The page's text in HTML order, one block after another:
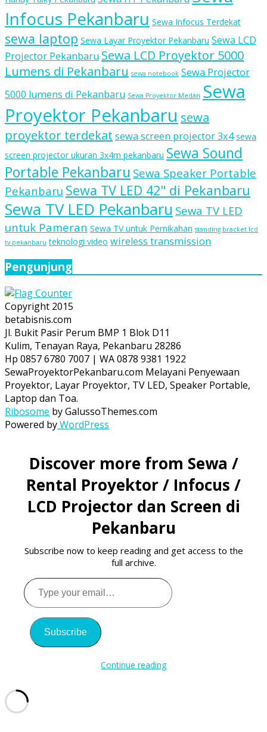
Infocus Pekanbaru Sewa Infocus Terdekat
sewa laptop Sewa Layar Proyektor Pekanbaru Sewa LCD
Projector Pekanbaru Sewa LCD Proyektor 5000
Lumens di Pekanbaru sewa notebook Sewa Projector
5000 lumens di Pekanbaru Sewa Proyektor Medan Sewa
Proyektor Pekanbaru sewa
proyektor terdekat sewa screen projector 3x4 sewa
screen projector ukuran 3x4m pekanbaru Sewa Sound
Portable Pekanbaru Sewa Speaker Portable
Pekanbaru Sewa TV LED 42" di Pekanbaru
Sewa TV LED Pekanbaru Sewa TV LED
untuk Pameran Sewa TV untuk Pernikahan standing bracket lcd
tv pekanbaru teknologi video wireless transmission
Pengunjung
Copyright 2015
betabisnis.com
Jl. Bukit Pasir Perum BMP 1 Blok D11
Kulim, Tenayan Raya, Pekanbaru 28286
Hp 0857 6780 7007 | WA 0878 9381 1922
SewaProyektorPekanbaru.com Melayani Penyewaan
Proyektor, Layar Proyektor, TV LED, Speaker Portable,
Laptop dan Toa.
Ribosome by GalussoThemes.com
Powered byWordPress
Discover more from Sewa /
Rental Proyektor / Infocus /
LCD Projector dan Screen di
Pekanbaru
Subscribe now to keep reading and get access to the
full archive.
Type
your
email…
Subscribe
Continue reading